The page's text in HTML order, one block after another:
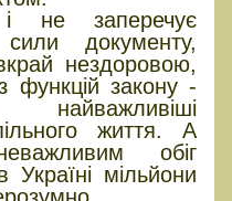
не заперечує
документу,
нездоровою,
функцій закону -
найважливіші
життя. А
обіг
Україні мільйони